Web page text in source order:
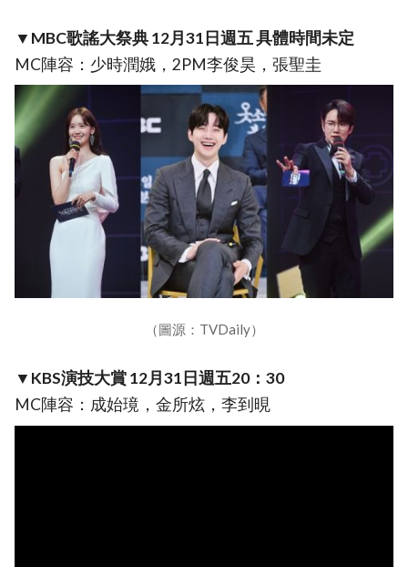
▼MBC歌謠大祭典 12月31日週五 具體時間未定
MC陣容：少時潤娥，2PM李俊昊，張聖圭
（圖源：TVDaily）
▼KBS演技大賞 12月31日週五20：30
MC陣容：成始璄，金所炫，李到晛